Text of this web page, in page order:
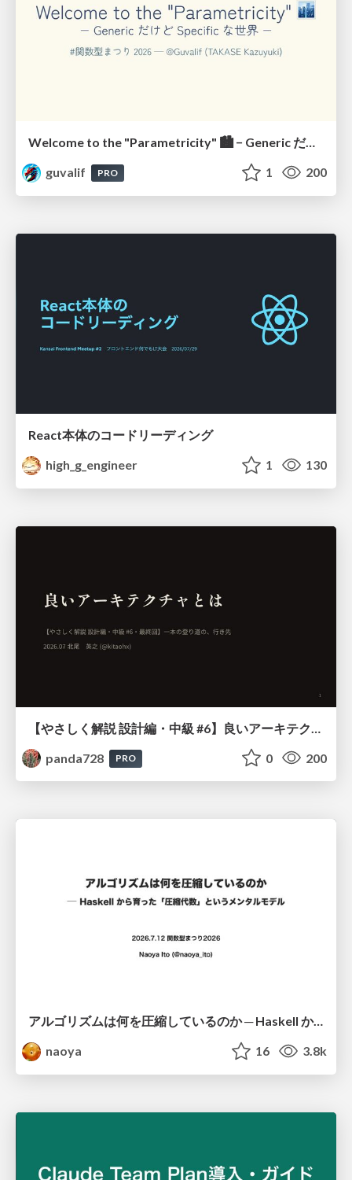
Welcome to the "Parametricity" 🏙️ − Generic だけど Specific な世界 −
guvalif
PRO 1 200
React本体のコードリーディング
high_g_engineer
1 130
panda728
PRO 0 200
アルゴリズムは何を圧縮しているのか ─ Haskell から育った「圧縮代数」というメンタルモデル
naoya
16 3.8k